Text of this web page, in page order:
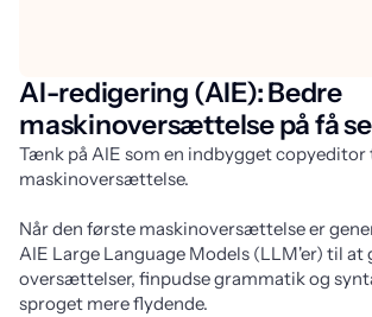
AI-redigering (AIE): Bedre
maskinoversættelse på få
Tænk på AIE som en indbygget copyeditor
maskinoversættelse.
Når den første maskinoversættelse er
AIE Large Language Models (LLM'er) til at
oversættelser, finpudse grammatik og
sproget mere flydende.